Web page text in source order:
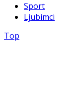
Sport
Ljubimci
Top